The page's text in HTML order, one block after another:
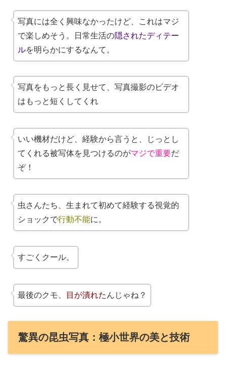
写真には全く興味なかったけど、これはマジ
で楽しめそう。日常生活の隠されたディテー
ルを明らかにするなんて。
写真をもっと長く見せて、写真撮影のビデオ
はもっと短くしてくれ
いい機材だけど、経験から言うと、じっとし
てくれる被写体を見つけるのがマジで重要だ
ぞ！
虫さんたち、生まれて初めて経験する視覚的
ショックで行動不能に。
すごくクール。
最後のクモ、 目が潰れた んじゃね？
驚異の昆虫写真：極小世界の美と技術